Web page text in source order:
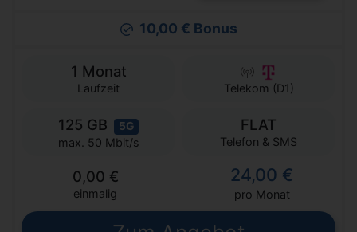
10,00 € Bonus
1 Monat
Laufzeit Telekom (D1)
125 GB 5G
max. 50 Mbit/s
FLAT
Telefon & SMS
0,00 €
einmalig
24,00 €
pro Monat